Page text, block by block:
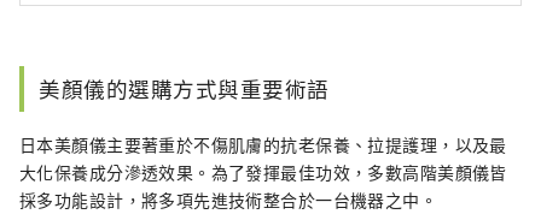
美顏儀的選購方式與重要術語
日本美顏儀主要著重於不傷肌膚的抗老保養、拉提護理，以及最
大化保養成分滲透效果。為了發揮最佳功效，多數高階美顏儀皆
採多功能設計，將多項先進技術整合於一台機器之中。